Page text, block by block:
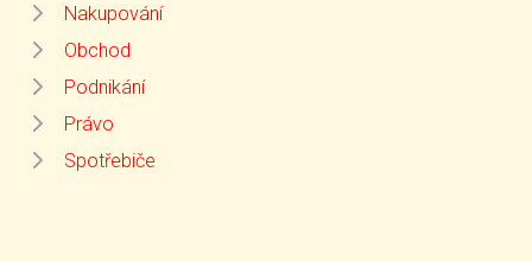
Nakupování
Obchod
Podnikání
Právo
Spotřebiče